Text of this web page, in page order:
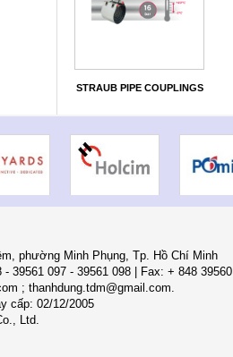
STRAUB PIPE COUPLINGS
phường Minh Phụng, Tp. Hồ Chí Minh
39561 097 - 39561 098 | Fax: + 848
; thanhdung.tdm@gmail.com.
cấp: 02/12/2005
Ltd.